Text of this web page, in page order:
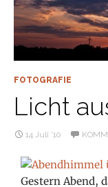
FOTOGRAFIE
Licht
14 Juli ’10
Gestern Abend,